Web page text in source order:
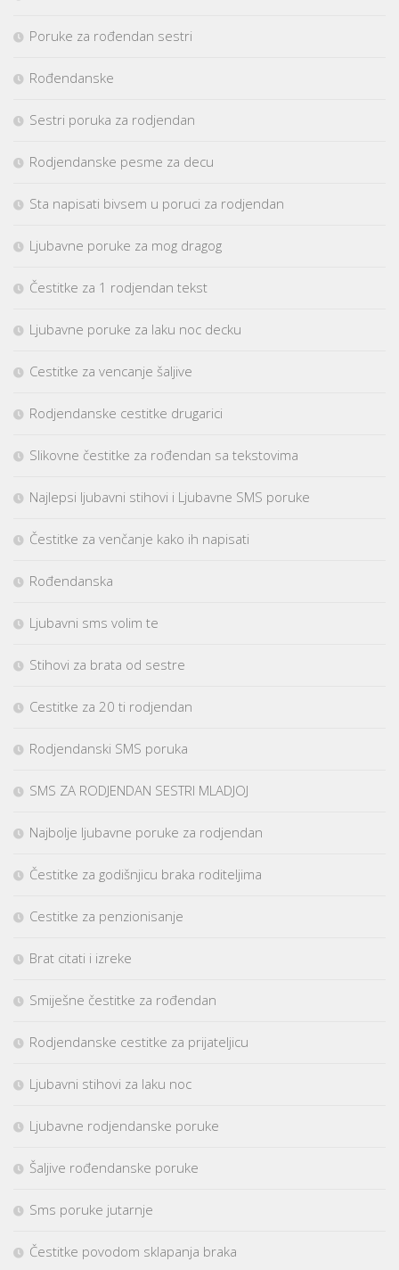
Poruke za rođendan sestri
Rođendanske
Sestri poruka za rodjendan
Rodjendanske pesme za decu
Sta napisati bivsem u poruci za rodjendan
Ljubavne poruke za mog dragog
Čestitke za 1 rodjendan tekst
Ljubavne poruke za laku noc decku
Cestitke za vencanje šaljive
Rodjendanske cestitke drugarici
Slikovne čestitke za rođendan sa tekstovima
Najlepsi ljubavni stihovi i Ljubavne SMS poruke
Čestitke za venčanje kako ih napisati
Rođendanska
Ljubavni sms volim te
Stihovi za brata od sestre
Cestitke za 20 ti rodjendan
Rodjendanski SMS poruka
SMS ZA RODJENDAN SESTRI MLADJOJ
Najbolje ljubavne poruke za rodjendan
Čestitke za godišnjicu braka roditeljima
Cestitke za penzionisanje
Brat citati i izreke
Smiješne čestitke za rođendan
Rodjendanske cestitke za prijateljicu
Ljubavni stihovi za laku noc
Ljubavne rodjendanske poruke
Šaljive rođendanske poruke
Sms poruke jutarnje
Čestitke povodom sklapanja braka